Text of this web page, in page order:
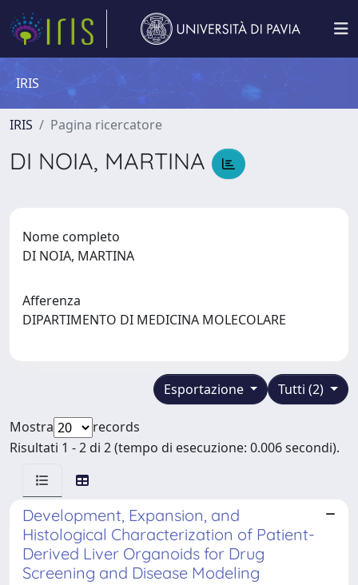
IRIS
IRIS Pagina ricercatore
DI NOIA, MARTINA
Nome completo
DI NOIA, MARTINA
Afferenza
DIPARTIMENTO DI MEDICINA MOLECOLARE
Tutti (2)
Esportazione
Mostra
records
Risultati 1 - 2 di 2 (tempo di esecuzione: 0.006 secondi).
Development, Expansion, and
Histological Characterization of Patient-
Derived Liver Organoids for Drug
Screening and Disease Modeling